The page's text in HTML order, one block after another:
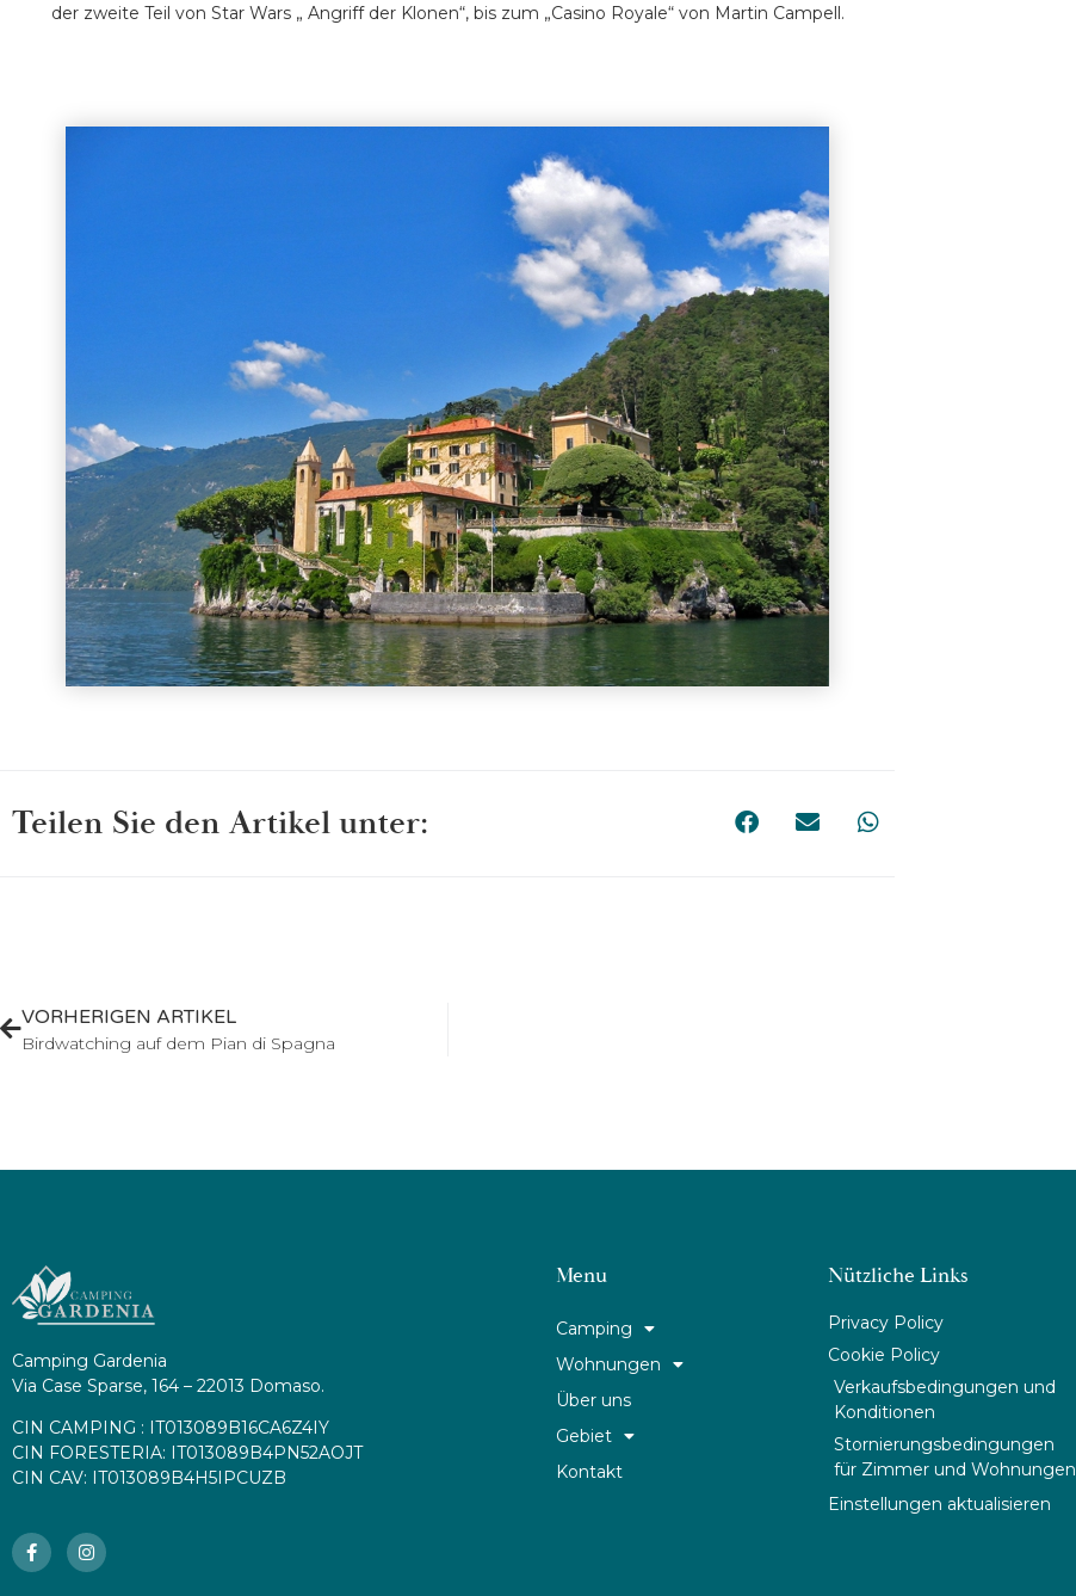
der zweite Teil von Star Wars „ Angriff der Klonen“, bis zum „Casino Royale“ von Martin Campell.
Teilen Sie den Artikel unter:
VORHERIGEN ARTIKEL
Birdwatching auf dem Pian di Spagna
Camping Gardenia
Via Case Sparse, 164 – 22013 Domaso.
CIN CAMPING : IT013089B16CA6Z4IY
CIN FORESTERIA: IT013089B4PN52AOJT
CIN CAV: IT013089B4H5IPCUZB
Menu
Camping
Wohnungen
Über uns
Gebiet
Kontakt
Nützliche Links
Privacy Policy
Cookie Policy
Verkaufsbedingungen und
Konditionen
Stornierungsbedingungen
für Zimmer und Wohnungen
Einstellungen aktualisieren